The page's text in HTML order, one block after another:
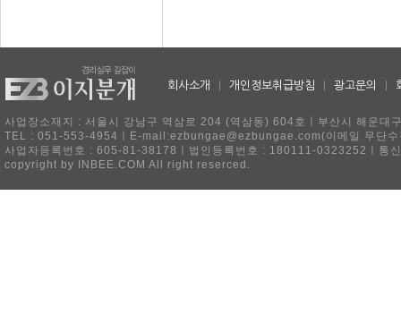
회사소개 개인정보취급방침 광고문의
사업장소재지 : 서울시 강남구 역삼로 204 (역삼동) 604호ㅣ부산시 해운
TEL : 051-553-4954ㅣE-mail:ezbungae@ezbungae.com(이메일 무단수
사업자등록번호 : 605-81-38178ㅣ법인등록번호 : 180111-0323252ㅣ통
copyright by INBEE.COM All right reserced.